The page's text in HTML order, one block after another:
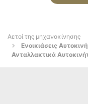
Αετοί της μηχανοκίνησης
Ενοικιάσεις
Ανταλλακτικά